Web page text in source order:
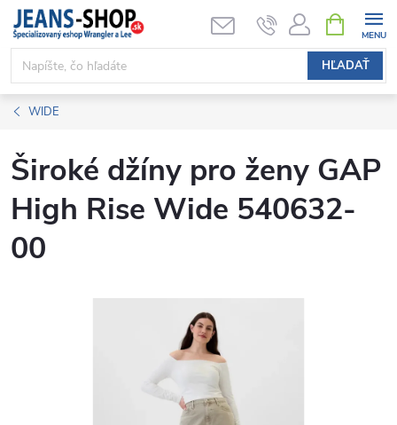
Prejsť
obsah
HĽADAŤ
KOŠÍK
WIDE
Široké džíny pro ženy GAP
High Rise Wide 540632-
00